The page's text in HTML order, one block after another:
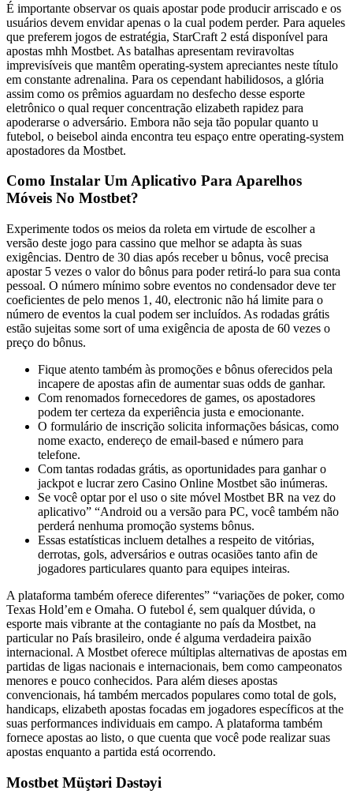
É importante observar os quais apostar pode producir arriscado e os
usuários devem envidar apenas o la cual podem perder. Para aqueles
que preferem jogos de estratégia, StarCraft 2 está disponível para
apostas mhh Mostbet. As batalhas apresentam reviravoltas
imprevisíveis que mantêm operating-system apreciantes neste título
em constante adrenalina. Para os cependant habilidosos, a glória
assim como os prêmios aguardam no desfecho desse esporte
eletrônico o qual requer concentração elizabeth rapidez para
apoderarse o adversário. Embora não seja tão popular quanto u
futebol, o beisebol ainda encontra teu espaço entre operating-system
apostadores da Mostbet.
Como Instalar Um Aplicativo Para Aparelhos
Móveis No Mostbet?
Experimente todos os meios da roleta em virtude de escolher a
versão deste jogo para cassino que melhor se adapta às suas
exigências. Dentro de 30 dias após receber u bônus, você precisa
apostar 5 vezes o valor do bônus para poder retirá-lo para sua conta
pessoal. O número mínimo sobre eventos no condensador deve ter
coeficientes de pelo menos 1, 40, electronic não há limite para o
número de eventos la cual podem ser incluídos. As rodadas grátis
estão sujeitas some sort of uma exigência de aposta de 60 vezes o
preço do bônus.
Fique atento também às promoções e bônus oferecidos pela
incapere de apostas afin de aumentar suas odds de ganhar.
Com renomados fornecedores de games, os apostadores
podem ter certeza da experiência justa e emocionante.
O formulário de inscrição solicita informações básicas, como
nome exacto, endereço de email-based e número para
telefone.
Com tantas rodadas grátis, as oportunidades para ganhar o
jackpot e lucrar zero Casino Online Mostbet são inúmeras.
Se você optar por el uso o site móvel Mostbet BR na vez do
aplicativo” “Android ou a versão para PC, você também não
perderá nenhuma promoção systems bônus.
Essas estatísticas incluem detalhes a respeito de vitórias,
derrotas, gols, adversários e outras ocasiões tanto afin de
jogadores particulares quanto para equipes inteiras.
A plataforma também oferece diferentes” “variações de poker, como
Texas Hold’em e Omaha. O futebol é, sem qualquer dúvida, o
esporte mais vibrante at the contagiante no país da Mostbet, na
particular no País brasileiro, onde é alguma verdadeira paixão
internacional. A Mostbet oferece múltiplas alternativas de apostas em
partidas de ligas nacionais e internacionais, bem como campeonatos
menores e pouco conhecidos. Para além dieses apostas
convencionais, há também mercados populares como total de gols,
handicaps, elizabeth apostas focadas em jogadores específicos at the
suas performances individuais em campo. A plataforma também
fornece apostas ao listo, o que cuenta que você pode realizar suas
apostas enquanto a partida está ocorrendo.
Mostbet Müştəri Dəstəyi